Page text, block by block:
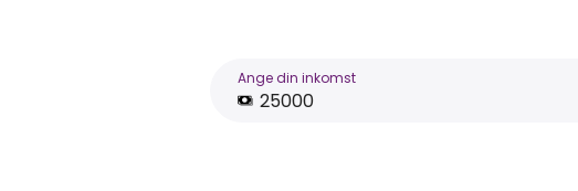
Ange din inkomst